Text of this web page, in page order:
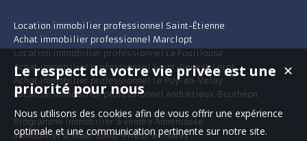
Location immobilier professionnel Saint-Étienne
Achat immobilier professionnel Marclopt
Location immobilier professionnel La Fouillouse
Achat immobilier professionnel Saint-Genest-Lerpt
Achat immobilier professionnel Le Puy-en-Velay
Location immobilier professionnel Andrézieux-Bouthéon
Programme immobilier à vendre Annemasse
Immobilier à louer Saint-Priest-en-Jarez
✕
Le respect de votre vie privée est une
priorité pour nous
Nous utilisons des cookies afin de vous offrir une expérience
optimale et une communication pertinente sur notre site.